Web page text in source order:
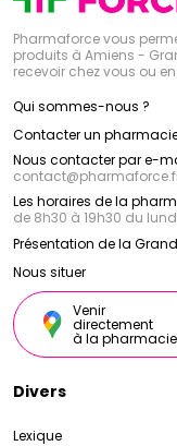
Pharmaforce vous
produits à Amiens -
recevoir chez vous ou
Qui sommes-nous ?
Contacter un
Nous contacter par e-
contact@
Les horaires de la
de 8h30 à 19h30 du
Présentation de la
Nous situer
Venir
directement
à la pharmacie
Divers
Lexique